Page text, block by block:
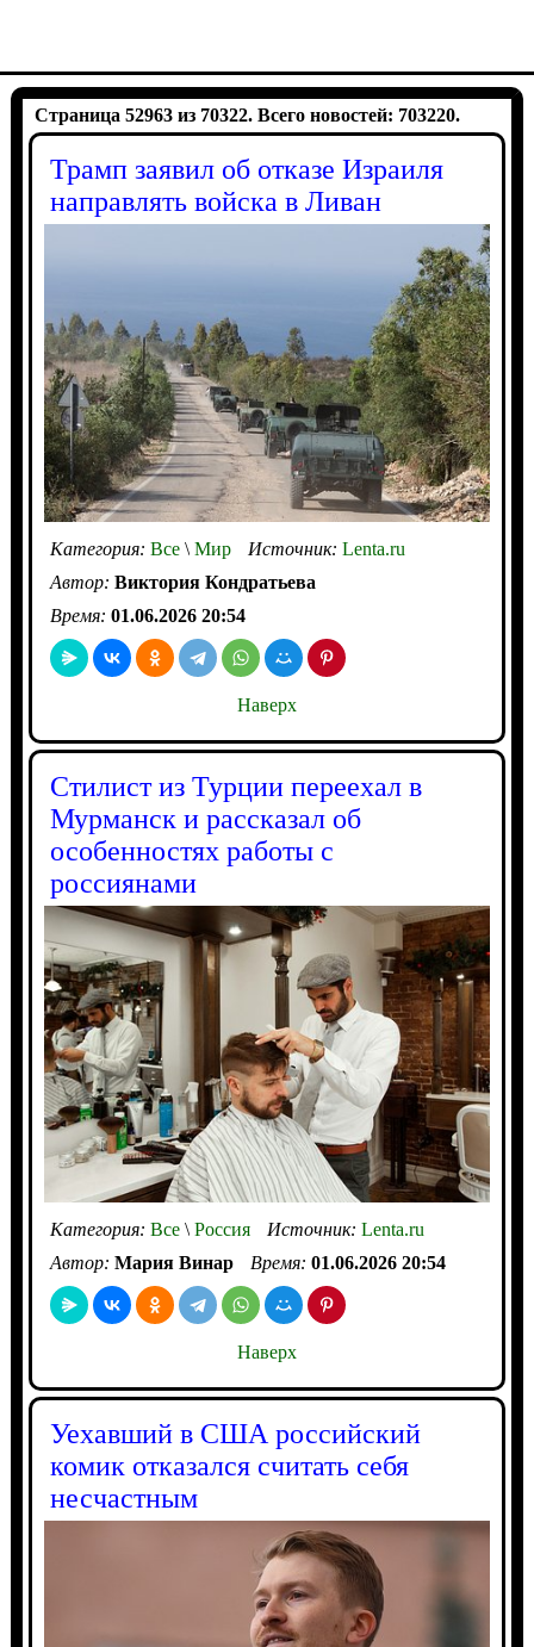
Страница 52963 из 70322. Всего новостей: 703220.
Трамп заявил об отказе Израиля
направлять войска в Ливан
Категория: Все\Мир Источник: Lenta.ru
Автор: Виктория Кондратьева
Время: 01.06.2026 20:54
Наверх
Стилист из Турции переехал в
Мурманск и рассказал об
особенностях работы с
россиянами
Категория: Все\Россия Источник: Lenta.ru
Автор: Мария Винар Время: 01.06.2026 20:54
Наверх
Уехавший в США российский
комик отказался считать себя
несчастным